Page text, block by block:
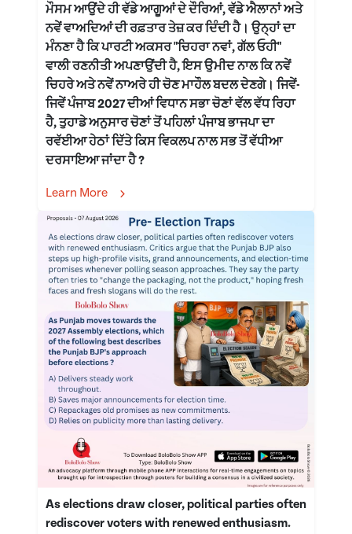
ਮੌਸਮ ਆਉਂਦੇ ਹੀ ਵੱਡੇ ਆਗੂਆਂ ਦੇ ਦੌਰਿਆਂ, ਵੱਡੇ ਐਲਾਨਾਂ ਅਤੇ
ਨਵੇਂ ਵਾਅਦਿਆਂ ਦੀ ਰਫ਼ਤਾਰ ਤੇਜ਼ ਕਰ ਦਿੰਦੀ ਹੈ। ਉਨ੍ਹਾਂ ਦਾ
ਮੰਨਣਾ ਹੈ ਕਿ ਪਾਰਟੀ ਅਕਸਰ "ਚਿਹਰਾ ਨਵਾਂ, ਗੱਲ ਓਹੀ"
ਵਾਲੀ ਰਣਨੀਤੀ ਅਪਣਾਉਂਦੀ ਹੈ, ਇਸ ਉਮੀਦ ਨਾਲ ਕਿ ਨਵੇਂ
ਚਿਹਰੇ ਅਤੇ ਨਵੇਂ ਨਾਅਰੇ ਹੀ ਚੋਣ ਮਾਹੌਲ ਬਦਲ ਦੇਣਗੇ। ਜਿਵੇਂ-
ਜਿਵੇਂ ਪੰਜਾਬ 2027 ਦੀਆਂ ਵਿਧਾਨ ਸਭਾ ਚੋਣਾਂ ਵੱਲ ਵੱਧ ਰਿਹਾ
ਹੈ, ਤੁਹਾਡੇ ਅਨੁਸਾਰ ਚੋਣਾਂ ਤੋਂ ਪਹਿਲਾਂ ਪੰਜਾਬ ਭਾਜਪਾ ਦਾ
ਰਵੱਈਆ ਹੇਠਾਂ ਦਿੱਤੇ ਕਿਸ ਵਿਕਲਪ ਨਾਲ ਸਭ ਤੋਂ ਵੱਧੀਆ
ਦਰਸਾਇਆ ਜਾਂਦਾ ਹੈ ?
Learn More
As elections draw closer, political parties often
rediscover voters with renewed enthusiasm.